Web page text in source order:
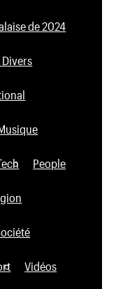
de 2024
Divers
People
Vidéos